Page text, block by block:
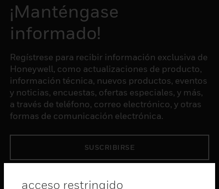
¡Manténgase
informado!
Regístrese para recibir información exclusiva de
Honeywell, como actualizaciones de producto,
información técnica, nuevos productos, eventos
y noticias, encuestas, ofertas especiales, y más,
a través de teléfono, correo electrónico, y otras
formas de comunicación electrónica.
SUSCRIBIRSE
acceso restringido